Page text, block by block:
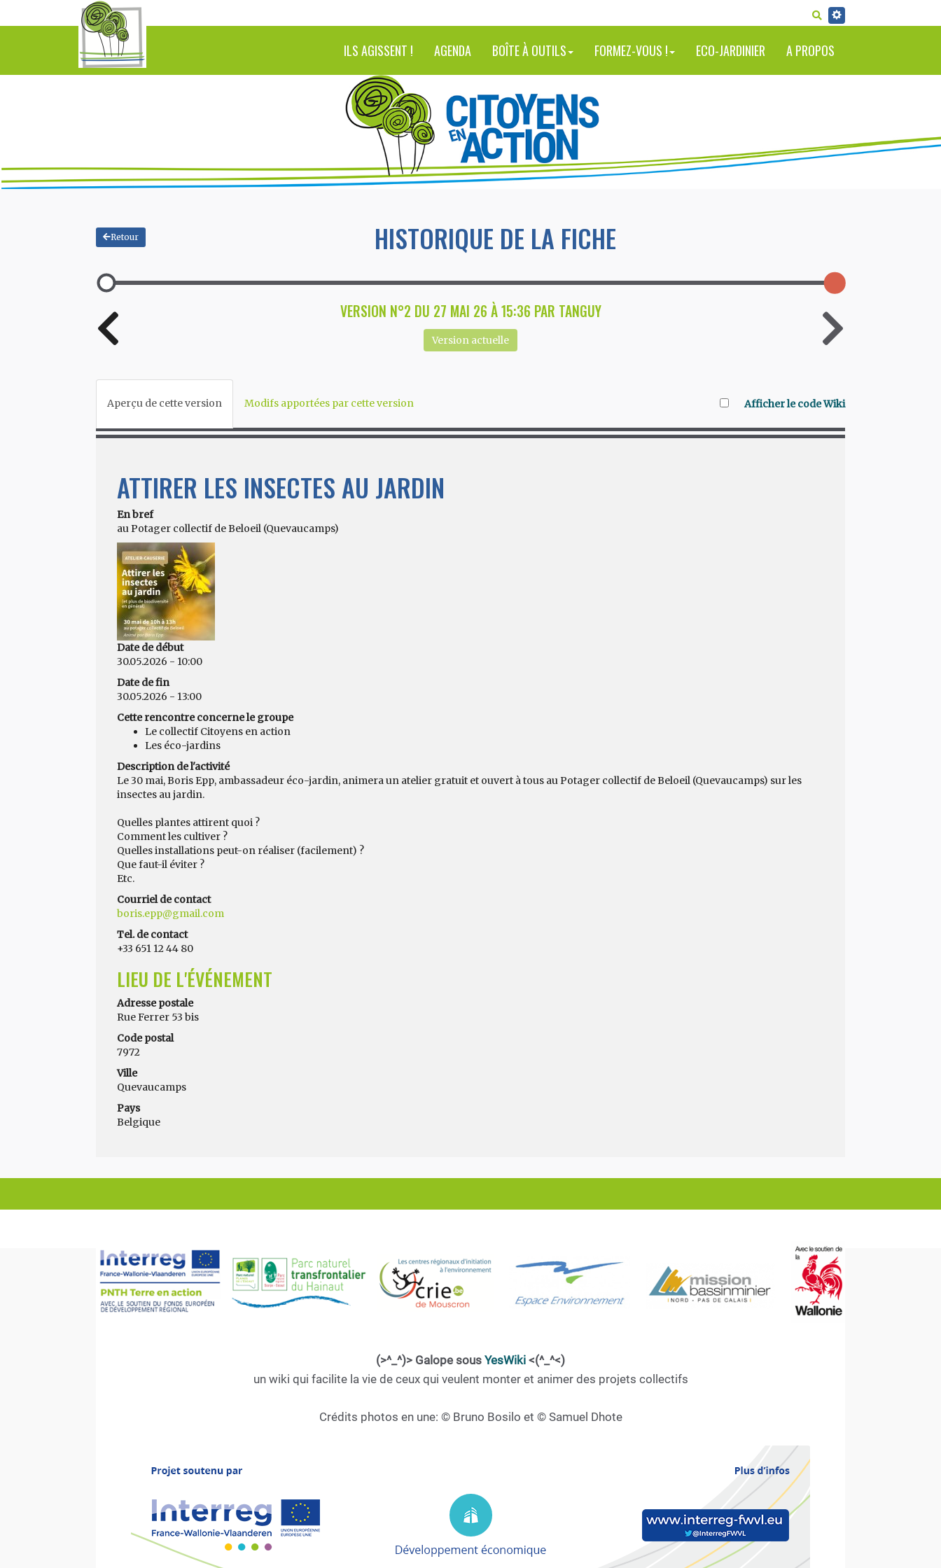
RECHERCHER
ILS AGISSENT ! AGENDA BOÎTE À OUTILS FORMEZ-VOUS ! ECO-JARDINIER A PROPOS
Retour HISTORIQUE DE LA FICHE
VERSION N°2 DU 27 MAI 26 À 15:36 PAR TANGUY
Version actuelle
Aperçu de cette version Modifs apportées par cette version Afficher le code Wiki
ATTIRER LES INSECTES AU JARDIN
En bref
au Potager collectif de Beloeil (Quevaucamps)
Date de début
30.05.2026 - 10:00
Date de fin
30.05.2026 - 13:00
Cette rencontre concerne le groupe
Le collectif Citoyens en action
Les éco-jardins
Description de l'activité
Le 30 mai, Boris Epp, ambassadeur éco-jardin, animera un atelier gratuit et ouvert à tous au Potager collectif de Beloeil (Quevaucamps) sur les
insectes au jardin.
Quelles plantes attirent quoi ?
Comment les cultiver ?
Quelles installations peut-on réaliser (facilement) ?
Que faut-il éviter ?
Etc.
Courriel de contact
boris.epp@gmail.com
Tel. de contact
+33 651 12 44 80
LIEU DE L'ÉVÉNEMENT
Adresse postale
Rue Ferrer 53 bis
Code postal
7972
Ville
Quevaucamps
Pays
Belgique